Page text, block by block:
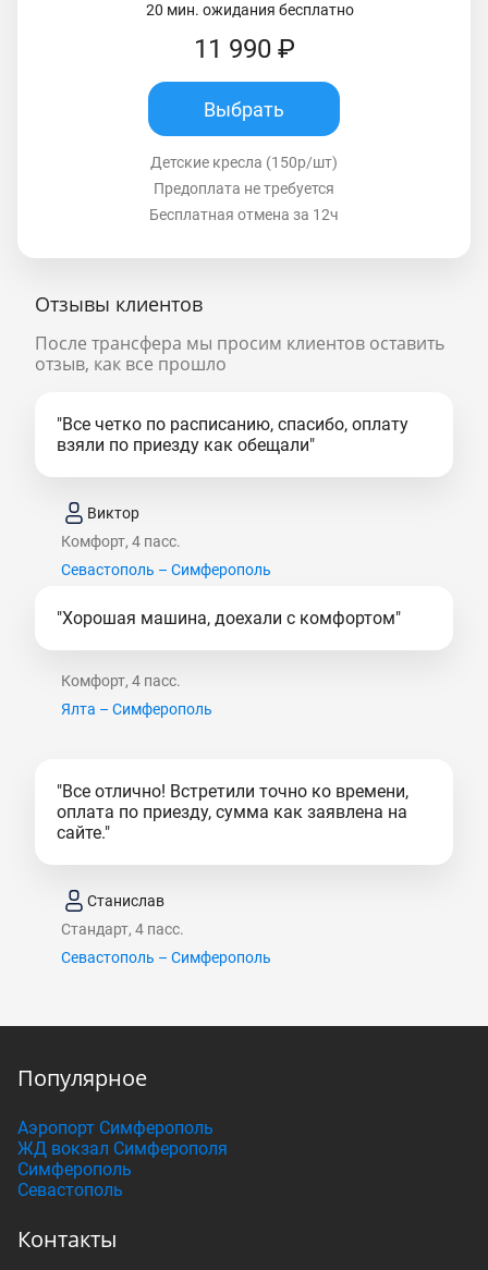
20 мин. ожидания бесплатно
11 990 ₽
Выбрать
Детские кресла (150р/шт)
Предоплата не требуется
Бесплатная отмена за 12ч
Отзывы клиентов
После трансфера мы просим клиентов оставить
отзыв, как все прошло
"Все четко по расписанию, спасибо, оплату
взяли по приезду как обещали"
Виктор
Комфорт, 4 пасс.
Севастополь – Симферополь
"Хорошая машина, доехали с комфортом"
Комфорт, 4 пасс.
Ялта – Симферополь
"Все отлично! Встретили точно ко времени,
оплата по приезду, сумма как заявлена на
сайте."
Станислав
Стандарт, 4 пасс.
Севастополь – Симферополь
Популярное
Аэропорт Симферополь
ЖД вокзал Симферополя
Симферополь
Севастополь
Контакты